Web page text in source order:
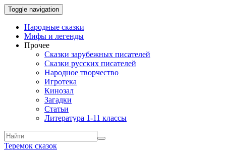
Toggle navigation
Народные сказки
Мифы и легенды
Прочее
Сказки зарубежных писателей
Сказки русских писателей
Народное творчество
Игротека
Кинозал
Загадки
Статьи
Литература 1-11 классы
Теремок сказок